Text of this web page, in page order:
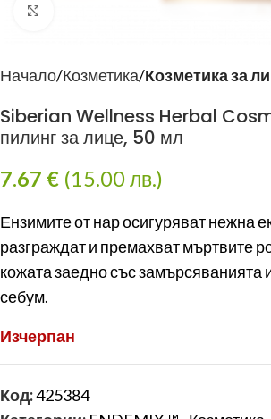
Начало Козметика Козметика за
Siberian Wellness Herbal
пилинг за лице, 50 мл
7.67 € (15.00 лв.)
Ензимите от нар осигуряват нежна
разграждат и премахват мъртвите
кожата заедно със замърсяванията
себум.
Изчерпан
Код:425384